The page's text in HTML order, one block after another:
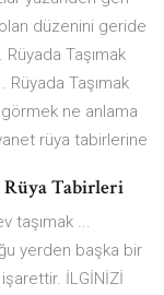
düzenini geride
Taşımak
Rüyada Taşımak
ne anlama
rüya tabirlerine
Rüya Tabirleri
taşımak ...
yerden başka bir
İLGİNİZİ